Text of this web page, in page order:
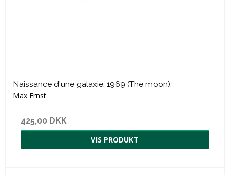
Naissance d'une galaxie, 1969 (The moon).
Max Ernst
425,00 DKK
VIS PRODUKT